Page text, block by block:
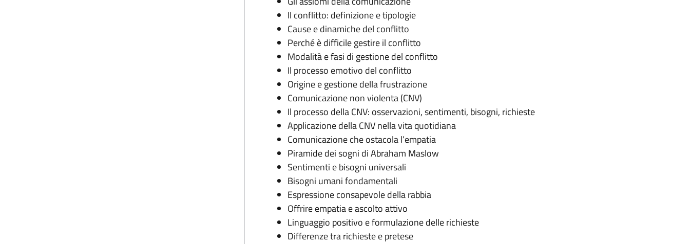
Il conflitto: definizione e tipologie
Cause e dinamiche del conflitto
Perché è difficile gestire il conflitto
Modalità e fasi di gestione del conflitto
Il processo emotivo del conflitto
Origine e gestione della frustrazione
Comunicazione non violenta (CNV)
Il processo della CNV: osservazioni, sentimenti, bisogni, richieste
Applicazione della CNV nella vita quotidiana
Comunicazione che ostacola l’empatia
Piramide dei sogni di Abraham Maslow
Sentimenti e bisogni universali
Bisogni umani fondamentali
Espressione consapevole della rabbia
Offrire empatia e ascolto attivo
Linguaggio positivo e formulazione delle richieste
Differenze tra richieste e pretese